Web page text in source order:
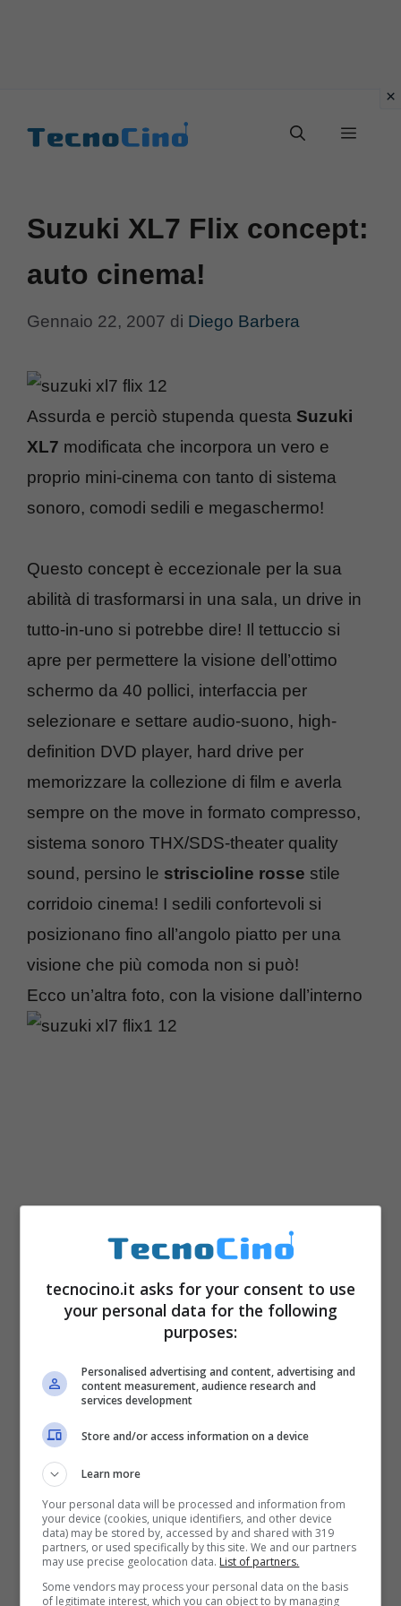
Menu
Suzuki XL7 Flix concept:
auto cinema!
Gennaio 22, 2007 di Diego Barbera
Assurda e perciò stupenda questa Suzuki
XL7 modificata che incorpora un vero e
proprio mini-cinema con tanto di sistema
sonoro, comodi sedili e megaschermo!
Questo concept è eccezionale per la sua
abilità di trasformarsi in una sala, un drive in
tutto-in-uno si potrebbe dire! Il tettuccio si
apre per permettere la visione dell’ottimo
schermo da 40 pollici, interfaccia per
selezionare e settare audio-suono, high-
definition DVD player, hard drive per
memorizzare la collezione di film e averla
sempre on the move in formato compresso,
sistema sonoro THX/SDS-theater quality
sound, persino le striscioline rosse stile
corridoio cinema! I sedili confortevoli si
posizionano fino all’angolo piatto per una
visione che più comoda non si può!
Ecco un’altra foto, con la visione dall’interno
tecnocino.it asks for your consent to use
your personal data for the following
purposes:
Personalised advertising and content, advertising and
content measurement, audience research and
services development
Store and/or access information on a device
Learn more
Your personal data will be processed and information from
your device (cookies, unique identifiers, and other device
data) may be stored by, accessed by and shared with 319
partners, or used specifically by this site. We and our partners
may use precise geolocation data. List of partners.
Some vendors may process your personal data on the basis
of legitimate interest, which you can object to by managing